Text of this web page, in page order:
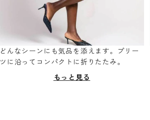
どんなシーンにも気品を添えます。プリー
ツに沿ってコンパクトに折りたたみ。
もっと見る